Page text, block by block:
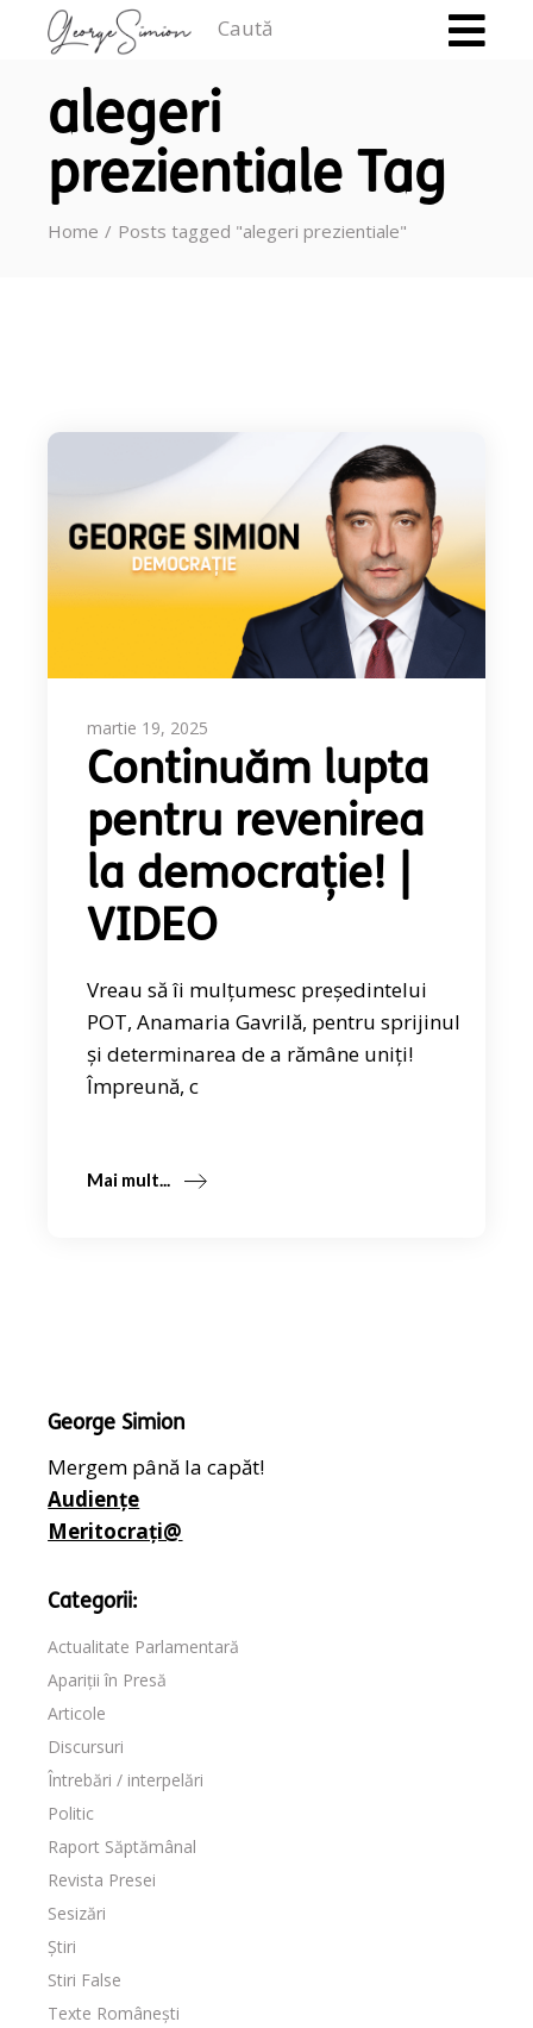
alegeri
prezientiale Tag
Home Posts tagged "alegeri prezientiale"
martie 19, 2025
Continuăm lupta
pentru revenirea
la democrație! |
VIDEO
Vreau să îi mulțumesc președintelui
POT, Anamaria Gavrilă, pentru sprijinul
și determinarea de a rămâne uniți!
Împreună, c
Mai mult...
George Simion
Mergem până la capăt!
Audiențe
Meritocrați@
Categorii:
Actualitate Parlamentară
Apariții în Presă
Articole
Discursuri
Întrebări / interpelări
Politic
Raport Săptămânal
Revista Presei
Sesizări
Știri
Stiri False
Texte Românești